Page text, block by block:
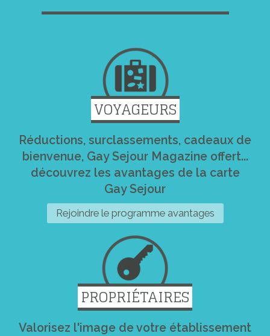
VOYAGEURS
Réductions, surclassements, cadeaux de
bienvenue, Gay Sejour Magazine offert...
découvrez les avantages de la carte
Gay Sejour
Rejoindre le programme avantages
PROPRIÉTAIRES
Valorisez l'image de votre établissement